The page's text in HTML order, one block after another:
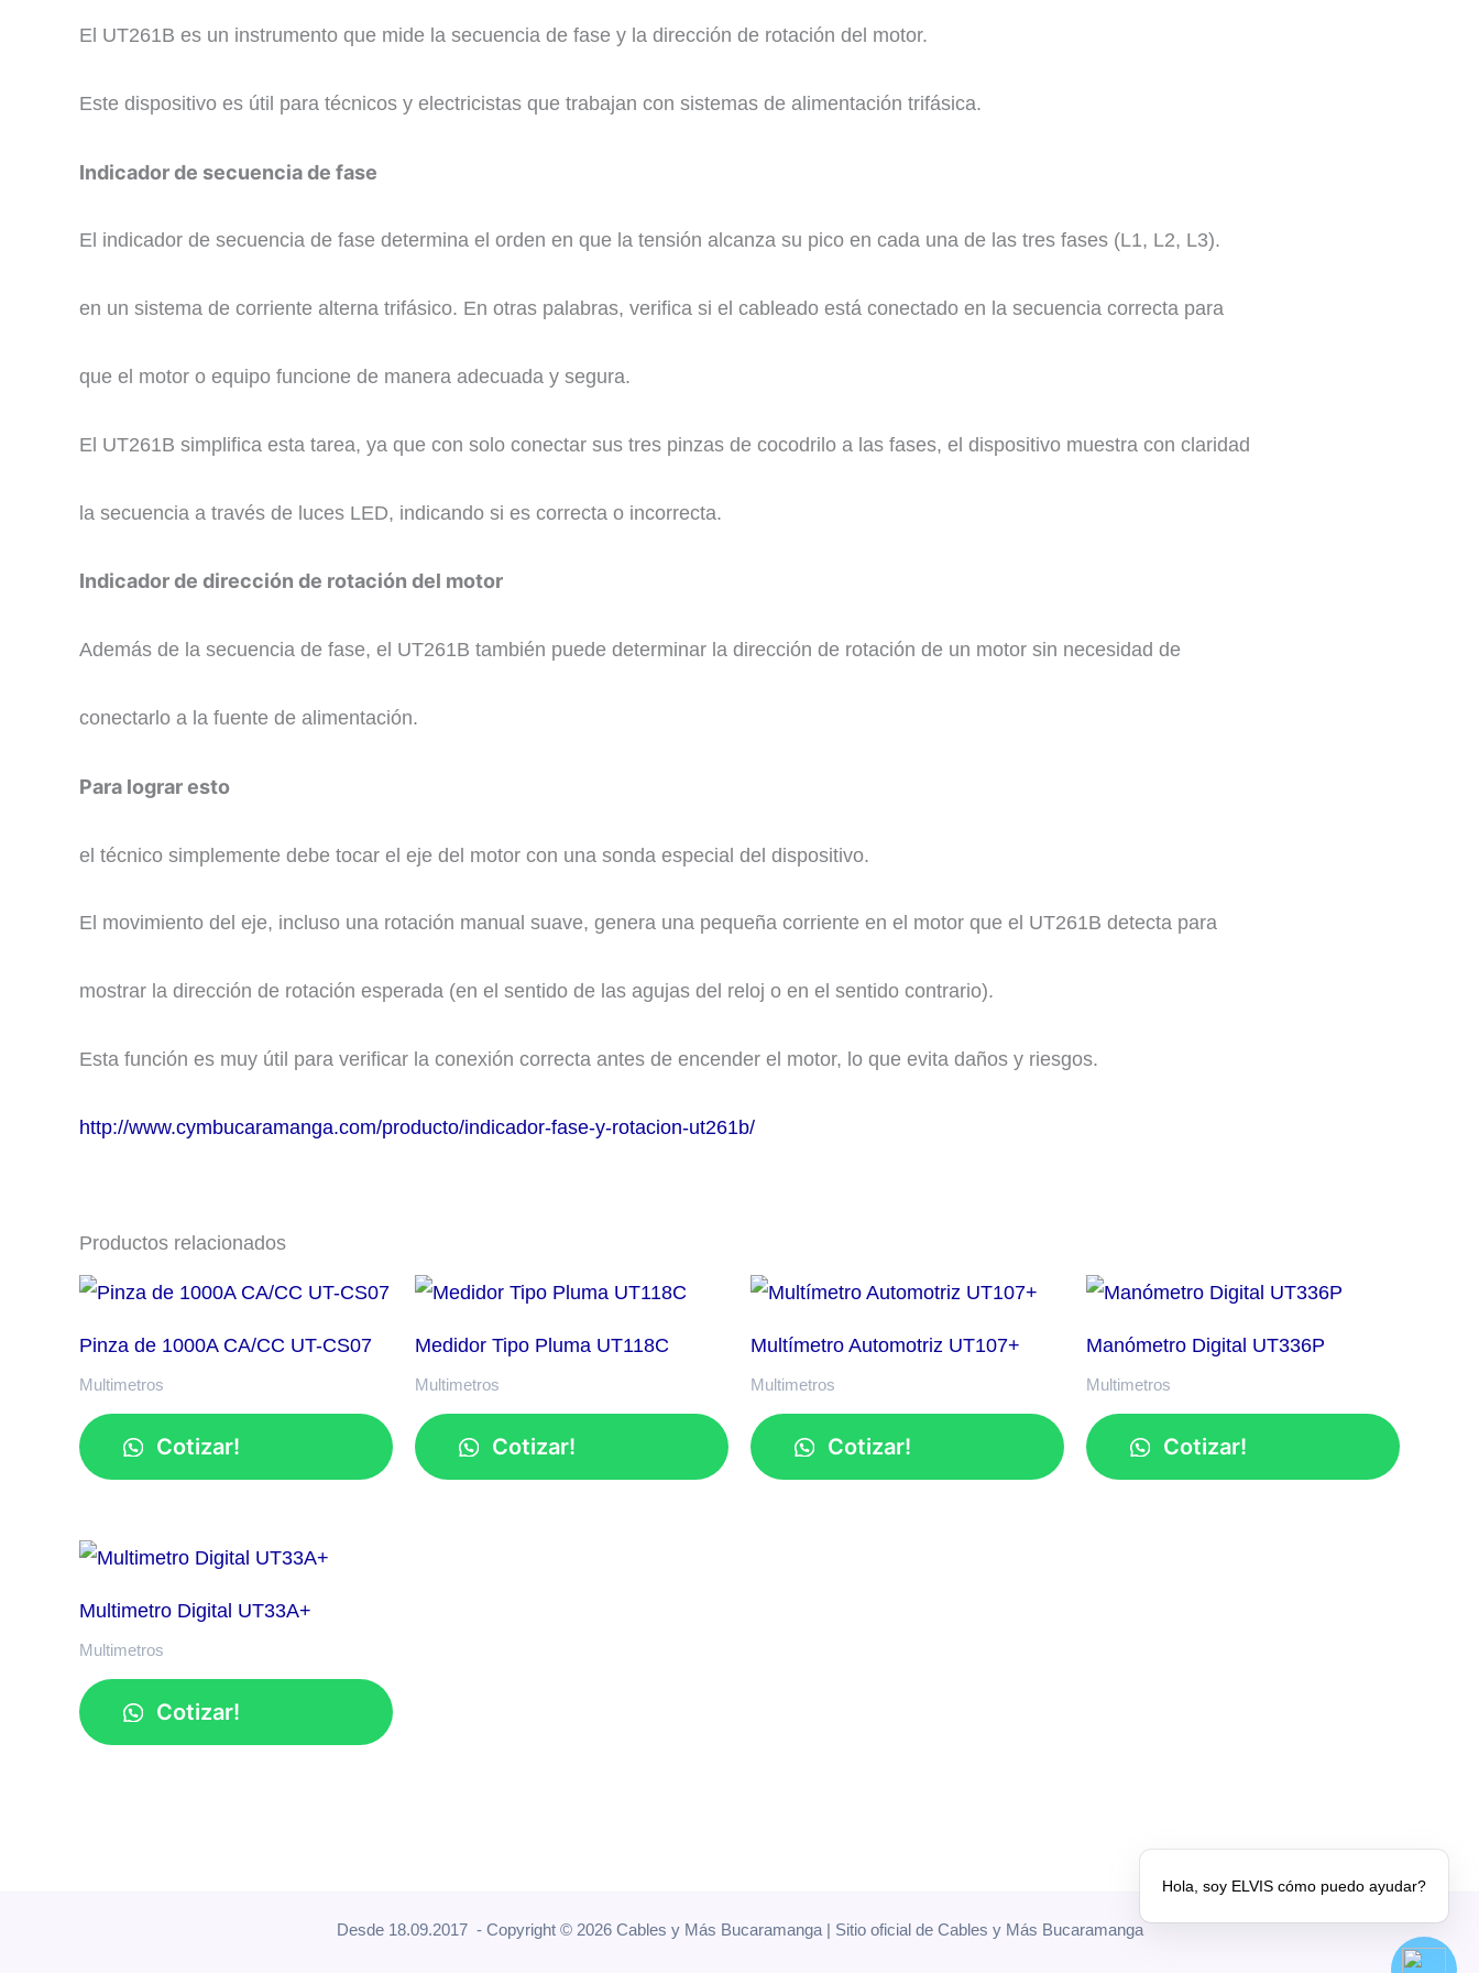
​El UT261B es un instrumento que mide la secuencia de fase y la dirección de rotación del motor.
Este dispositivo es útil para técnicos y electricistas que trabajan con sistemas de alimentación trifásica.
​Indicador de secuencia de fase
​El indicador de secuencia de fase determina el orden en que la tensión alcanza su pico en cada una de las tres fases (L1, L2, L3).
en un sistema de corriente alterna trifásico. En otras palabras, verifica si el cableado está conectado en la secuencia correcta para
que el motor o equipo funcione de manera adecuada y segura.
El UT261B simplifica esta tarea, ya que con solo conectar sus tres pinzas de cocodrilo a las fases, el dispositivo muestra con claridad
la secuencia a través de luces LED, indicando si es correcta o incorrecta.
​Indicador de dirección de rotación del motor
​Además de la secuencia de fase, el UT261B también puede determinar la dirección de rotación de un motor sin necesidad de
conectarlo a la fuente de alimentación.
Para lograr esto
el técnico simplemente debe tocar el eje del motor con una sonda especial del dispositivo.
El movimiento del eje, incluso una rotación manual suave, genera una pequeña corriente en el motor que el UT261B detecta para
mostrar la dirección de rotación esperada (en el sentido de las agujas del reloj o en el sentido contrario).
Esta función es muy útil para verificar la conexión correcta antes de encender el motor, lo que evita daños y riesgos.
http://www.cymbucaramanga.com/producto/indicador-fase-y-rotacion-ut261b/
Productos relacionados
Pinza de 1000A CA/CC UT-CS07
Multimetros
Cotizar!
Medidor Tipo Pluma UT118C
Multimetros
Cotizar!
Multímetro Automotriz UT107+
Multimetros
Cotizar!
Manómetro Digital UT336P
Multimetros
Cotizar!
Multimetro Digital UT33A+
Multimetros
Cotizar!
Desde 18.09.2017 - Copyright © 2026 Cables y Más Bucaramanga | Sitio oficial de Cables y Más Bucaramanga
Hola, soy ELVIS cómo puedo ayudar?